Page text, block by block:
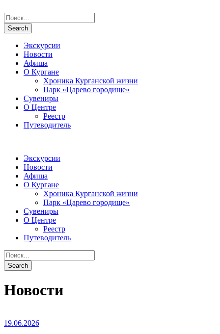
Экскурсии
Новости
Афиша
О Кургане
Хроника Курганской жизни
Парк «Царево городище»
Сувениры
О Центре
Реестр
Путеводитель
Экскурсии
Новости
Афиша
О Кургане
Хроника Курганской жизни
Парк «Царево городище»
Сувениры
О Центре
Реестр
Путеводитель
Новости
19.06.2026